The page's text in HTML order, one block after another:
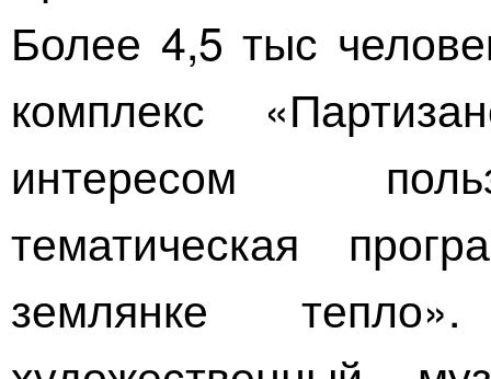
Более 4,5 тыс
комплекс
интересом
тематическая
землянке